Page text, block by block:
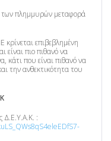
των πλημμυρών μεταφορά
επιβεβλημένη
είναι πιο πιθανό να
κάτι που είναι πιθανό να
την ανθεκτικότητα του
Δ.Ε.Υ.Α.Κ. :